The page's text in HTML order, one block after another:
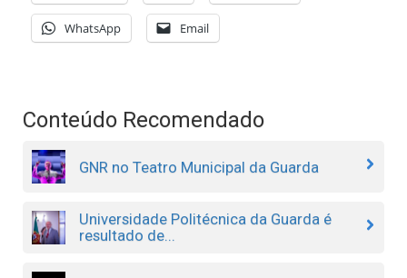
WhatsApp Email
Conteúdo Recomendado
GNR no Teatro Municipal da Guarda
Universidade Politécnica da Guarda é
resultado de...